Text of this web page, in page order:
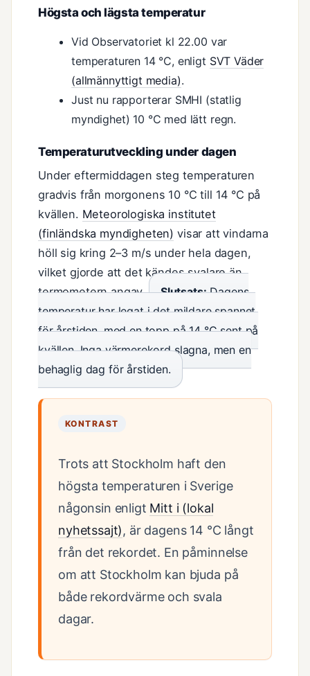
Högsta och lägsta temperatur
Vid Observatoriet kl 22.00 var
temperaturen 14 °C, enligt SVT Väder
(allmännyttigt media).
Just nu rapporterar SMHI (statlig
myndighet) 10 °C med lätt regn.
Temperaturutveckling under dagen
Under eftermiddagen steg temperaturen
gradvis från morgonens 10 °C till 14 °C på
kvällen. Meteorologiska institutet
(finländska myndigheten) visar att vindarna
höll sig kring 2–3 m/s under hela dagen,
vilket gjorde att det kändes svalare än
termometern angav.
Slutsats:Dagens
temperatur har legat i det mildare spannet
för årstiden, med en topp på 14 °C sent på
kvällen. Inga värmerekord slagna, men en
behaglig dag för årstiden.
KONTRAST
Trots att Stockholm haft den
högsta temperaturen i Sverige
någonsin enligt Mitt i (lokal
nyhetssajt), är dagens 14 °C långt
från det rekordet. En påminnelse
om att Stockholm kan bjuda på
både rekordvärme och svala
dagar.